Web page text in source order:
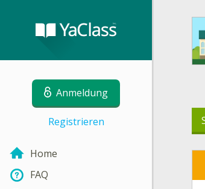
Anmeldung
Registrieren
Home
FAQ